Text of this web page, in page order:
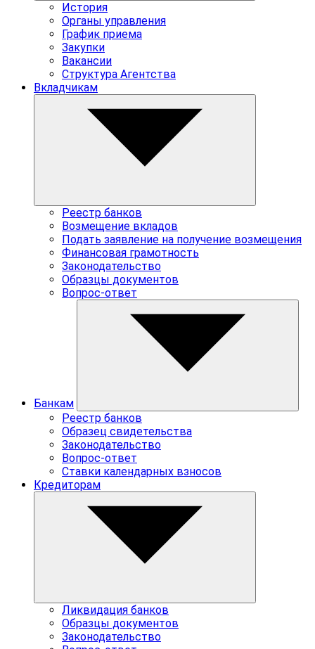
История
Органы управления
График приема
Закупки
Вакансии
Структура Агентства
Вкладчикам
Реестр банков
Возмещение вкладов
Подать заявление на получение возмещения
Финансовая грамотность
Законодательство
Образцы документов
Вопрос-ответ
Банкам
Реестр банков
Образец свидетельства
Законодательство
Вопрос-ответ
Ставки календарных взносов
Кредиторам
Ликвидация банков
Образцы документов
Законодательство